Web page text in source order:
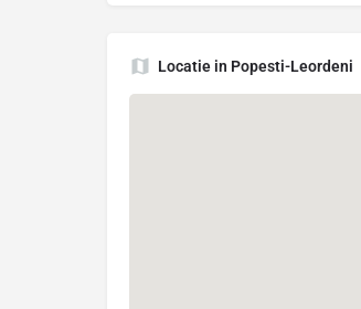
Locatie in Popesti-Leordeni